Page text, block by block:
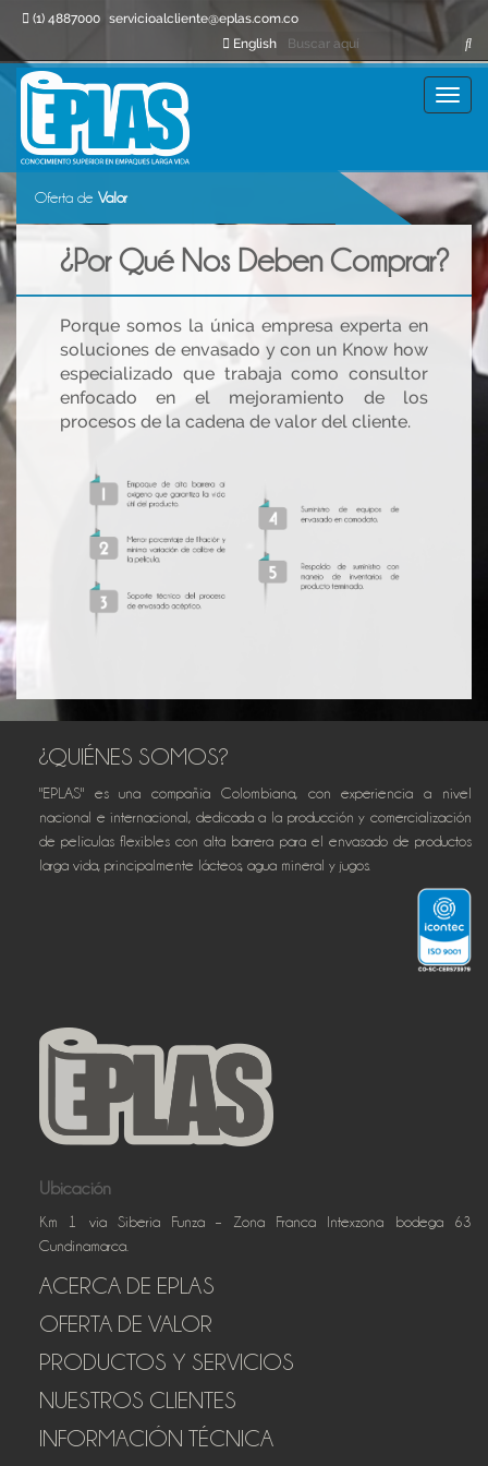
(1) 4887000 servicioalcliente@eplas.com.co
English
Toggle
Oferta de Valor
¿Por Qué Nos Deben Comprar?
Porque somos la única empresa experta en
soluciones de envasado y con un Know how
especializado que trabaja como consultor
enfocado en el mejoramiento de los
procesos de la cadena de valor del cliente.
¿QUIÉNES SOMOS?
"EPLAS" es una compañía Colombiana, con experiencia a nivel
nacional e internacional, dedicada a la producción y comercialización
de películas flexibles con alta barrera para el envasado de productos
larga vida, principalmente lácteos, agua mineral y jugos.
Ubicación
Km 1 via Siberia Funza – Zona Franca Intexzona bodega 63
Cundinamarca.
ACERCA DE EPLAS
OFERTA DE VALOR
PRODUCTOS Y SERVICIOS
NUESTROS CLIENTES
INFORMACIÓN TÉCNICA